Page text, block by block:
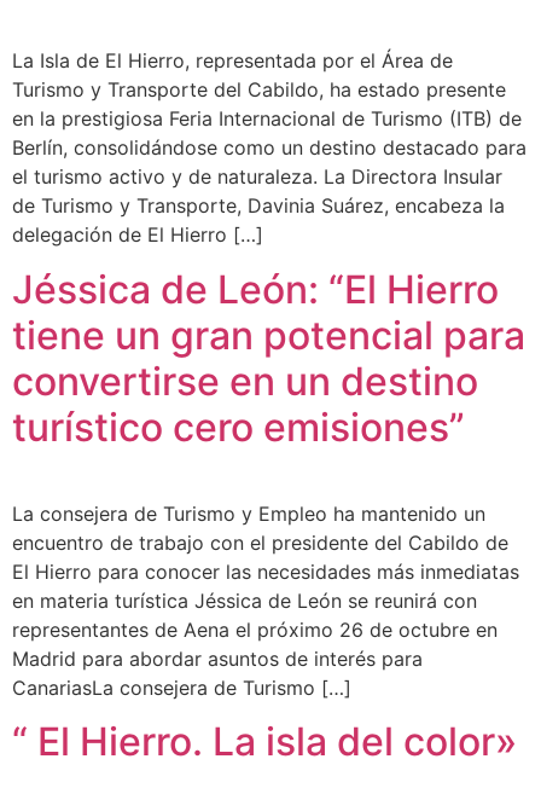
La Isla de El Hierro, representada por el Área de
Turismo y Transporte del Cabildo, ha estado presente
en la prestigiosa Feria Internacional de Turismo (ITB) de
Berlín, consolidándose como un destino destacado para
el turismo activo y de naturaleza. La Directora Insular
de Turismo y Transporte, Davinia Suárez, encabeza la
delegación de El Hierro […]
Jéssica de León: “El Hierro
tiene un gran potencial para
convertirse en un destino
turístico cero emisiones”
La consejera de Turismo y Empleo ha mantenido un
encuentro de trabajo con el presidente del Cabildo de
El Hierro para conocer las necesidades más inmediatas
en materia turística Jéssica de León se reunirá con
representantes de Aena el próximo 26 de octubre en
Madrid para abordar asuntos de interés para
CanariasLa consejera de Turismo […]
“ El Hierro. La isla del color»